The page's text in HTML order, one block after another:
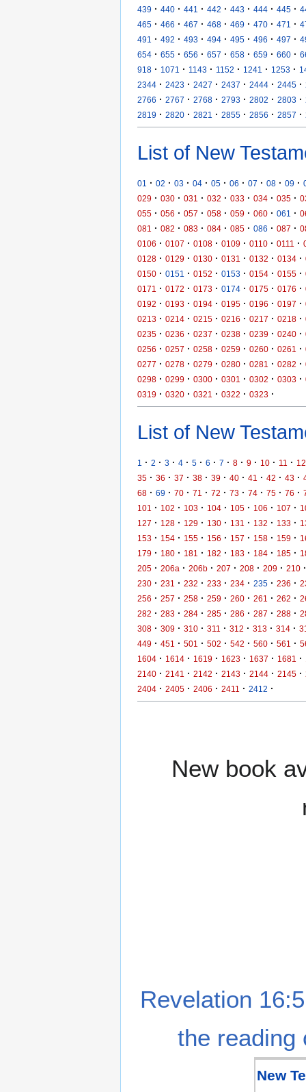
439 · 440 · 441 · 442 · 443 · 444 · 445 ·
465 · 466 · 467 · 468 · 469 · 470 · 471 ·
491
· 492 · 493 · 494 · 495 · 496 · 497 ·
654 · 655 · 656 · 657 · 658 · 659 · 660 ·
918 · 1071 · 1143 · 1152 · 1241 · 1253 ·
2344 · 2423 · 2427 · 2437 · 2444 · 2445 ·
2766 · 2767 · 2768 · 2793 · 2802 · 2803 ·
2819 · 2820 · 2821 · 2855 · 2856 · 2857 ·
List of New
01 · 02 · 03 · 04 · 05 · 06 · 07 · 08 · 09 ·
029 · 030 · 031 · 032 · 033 · 034 · 035 ·
055 · 056 · 057 · 058 · 059 · 060 · 061 ·
081
· 082 · 083 · 084 · 085 · 086 · 087 ·
0106 · 0107 · 0108 · 0109 · 0110 · 0111 ·
0128 · 0129 · 0130 · 0131 · 0132 · 0134 ·
0150 · 0151 · 0152 · 0153 · 0154 · 0155 ·
0171
· 0172 · 0173 · 0174 · 0175 · 0176 ·
0192 · 0193 · 0194 · 0195 · 0196 · 0197 ·
0213 · 0214 · 0215 · 0216 · 0217 · 0218 ·
0235 · 0236 · 0237 · 0238 · 0239 · 0240 ·
0256 · 0257 · 0258 · 0259 · 0260 · 0261 ·
0277 · 0278 · 0279 · 0280 · 0281 · 0282 ·
0298 · 0299 · 0300 · 0301 · 0302 · 0303 ·
0319 · 0320 · 0321 · 0322 · 0323 ·
List of New
1 · 2 · 3 · 4 · 5 · 6 · 7 · 8 · 9 · 10 · 11 · 12
35 · 36 · 37 · 38 · 39 · 40 · 41 · 42 · 43 ·
68 · 69 · 70 · 71 · 72 · 73 · 74 · 75 · 76 ·
101
· 102 · 103 · 104 · 105 · 106 · 107 ·
127 · 128 · 129 · 130 · 131 · 132 · 133 ·
153 · 154 · 155 · 156 · 157 · 158 · 159 ·
179 · 180 · 181 · 182 · 183 · 184 · 185 ·
205 · 206a · 206b · 207 · 208 · 209 · 210 ·
230 · 231 · 232 · 233 · 234 · 235 · 236 ·
256 · 257 · 258 · 259 · 260 · 261 · 262 ·
282 · 283 · 284 · 285 · 286 · 287 · 288 ·
308 · 309 · 310 · 311 · 312 · 313 · 314 ·
449 · 451 · 501 · 502 · 542 · 560 · 561 ·
1604 · 1614 · 1619 · 1623 · 1637 · 1681 ·
2140 · 2141 · 2142 · 2143 · 2144 · 2145 ·
2404 · 2405 · 2406 · 2411 · 2412 ·
New book
Revelation
the reading
New